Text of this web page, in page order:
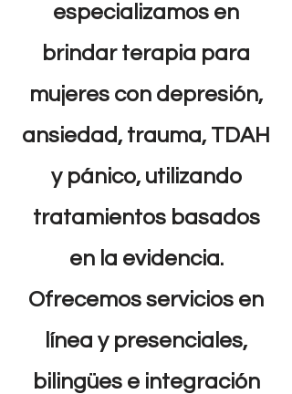
especializamos en
brindar terapia para
mujeres con depresión,
ansiedad, trauma, TDAH
y pánico, utilizando
tratamientos basados
en la evidencia.
Ofrecemos servicios en
línea y presenciales,
bilingües e integración